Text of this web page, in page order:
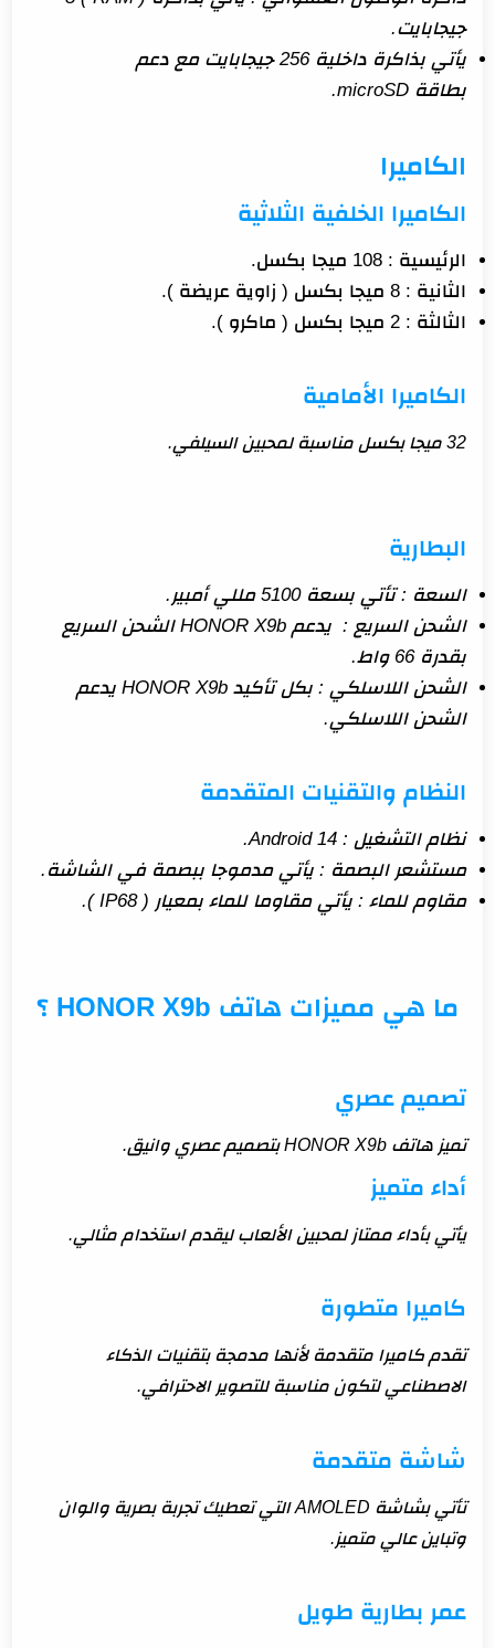
جيجابايت.
يأتي بذاكرة داخلية 256 جيجابايت مع دعم
بطاقة microSD.
الكاميرا
الكاميرا الخلفية الثلاثية
الرئيسية : 108 ميجا بكسل.
الثانية : 8 ميجا بكسل ( زاوية عريضة ).
الثالثة : 2 ميجا بكسل ( ماكرو ).
الكاميرا الأمامية
32 ميجا بكسل مناسبة لمحبين السيلفي.
البطارية
السعة : تأتي بسعة 5100 مللي أمبير.
الشحن السريع : يدعم HONOR X9b الشحن السريع
بقدرة 66 واط.
الشحن اللاسلكي : بكل تأكيد HONOR X9b يدعم
الشحن اللاسلكي.
النظام والتقنيات المتقدمة
نظام التشغيل : Android 14.
مستشعر البصمة : يأتي مدموجا ببصمة في الشاشة.
مقاوم للماء : يأتي مقاوما للماء بمعيار ( IP68 ).
ما هي مميزات هاتف HONOR X9b ؟
تصميم عصري
تميز هاتف HONOR X9b بتصميم عصري وانيق.
أداء متميز
يأتي بأداء ممتاز لمحبين الألعاب ليقدم استخدام مثالي.
كاميرا متطورة
تقدم كاميرا متقدمة لأنها مدمجة بتقنيات الذكاء
الاصطناعي لتكون مناسبة للتصوير الاحترافي.
شاشة متقدمة
تأتي بشاشة AMOLED التي تعطيك تجربة بصرية والوان
وتباين عالي متميز.
عمر بطارية طويل